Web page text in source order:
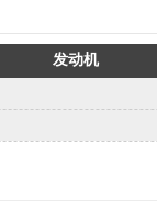
发动机